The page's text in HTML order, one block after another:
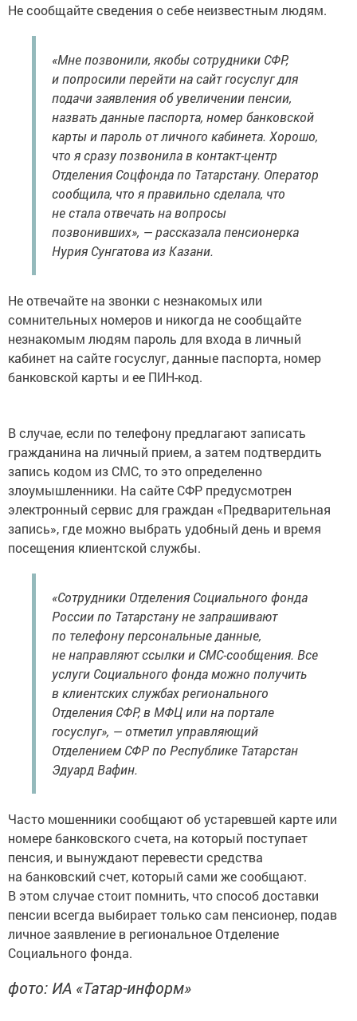
Не сообщайте сведения о себе неизвестным людям.
«Мне позвонили, якобы сотрудники СФР,
и попросили перейти на сайт госуслуг для
подачи заявления об увеличении пенсии,
назвать данные паспорта, номер банковской
карты и пароль от личного кабинета. Хорошо,
что я сразу позвонила в контакт-центр
Отделения Соцфонда по Татарстану. Оператор
сообщила, что я правильно сделала, что
не стала отвечать на вопросы
позвонивших», — рассказала пенсионерка
Нурия Сунгатова из Казани.
Не отвечайте на звонки с незнакомых или
сомнительных номеров и никогда не сообщайте
незнакомым людям пароль для входа в личный
кабинет на сайте госуслуг, данные паспорта, номер
банковской карты и ее ПИН-код.
В случае, если по телефону предлагают записать
гражданина на личный прием, а затем подтвердить
запись кодом из СМС, то это определенно
злоумышленники. На сайте СФР предусмотрен
электронный сервис для граждан «Предварительная
запись», где можно выбрать удобный день и время
посещения клиентской службы.
«Сотрудники Отделения Социального фонда
России по Татарстану не запрашивают
по телефону персональные данные,
не направляют ссылки и СМС-сообщения. Все
услуги Социального фонда можно получить
в клиентских службах регионального
Отделения СФР, в МФЦ или на портале
госуслуг», — отметил управляющий
Отделением СФР по Республике Татарстан
Эдуард Вафин.
Часто мошенники сообщают об устаревшей карте или
номере банковского счета, на который поступает
пенсия, и вынуждают перевести средства
на банковский счет, который сами же сообщают.
В этом случае стоит помнить, что способ доставки
пенсии всегда выбирает только сам пенсионер, подав
личное заявление в региональное Отделение
Социального фонда.
фото: ИА «Татар-информ»